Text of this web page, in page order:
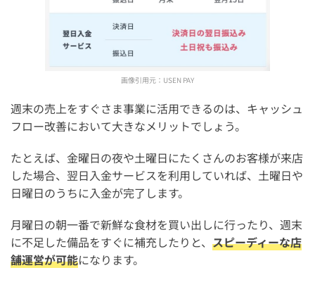
画像引用元： USEN PAY
週末の売上をすぐさま事業に活用できるのは、キャッシュ
フロー改善において大きなメリットでしょう。
たとえば、金曜日の夜や土曜日にたくさんのお客様が来店
した場合、翌日入金サービスを利用していれば、土曜日や
日曜日のうちに入金が完了します。
月曜日の朝一番で新鮮な食材を買い出しに行ったり、週末
に不足した備品をすぐに補充したりと、 スピーディーな店
舗運営が可能になります。